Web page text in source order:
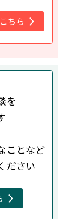
ちら
を
ことなど
ださい